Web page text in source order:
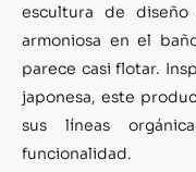
escultura de
armoniosa en el
parece casi flotar.
japonesa, este
sus líneas
funcionalidad.